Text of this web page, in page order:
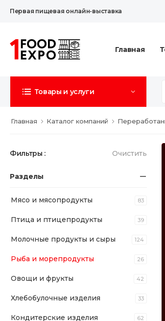
Первая пищевая онлайн-выставка
Главная
Товары и услуги
Главная Каталог компаний
Фильтры : Очистить
Разделы
Мясо и мясопродукты 83
Птица и птицепродукты 39
Молочные продукты и сыры 124
Рыба и морепродукты 26
Овощи и фрукты 42
Хлебобулочные изделия 33
Кондитерские изделия 62